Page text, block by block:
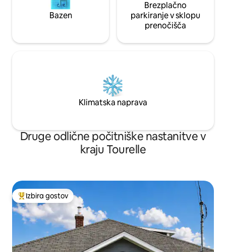
Bazen
Brezplačno
parkiranje v sklopu
prenočišča
Klimatska naprava
Druge odlične počitniške nastanitve v
kraju Tourelle
Najbolj priljubljena prenočišča z značko »Izbira gostov«
Izbira gostov